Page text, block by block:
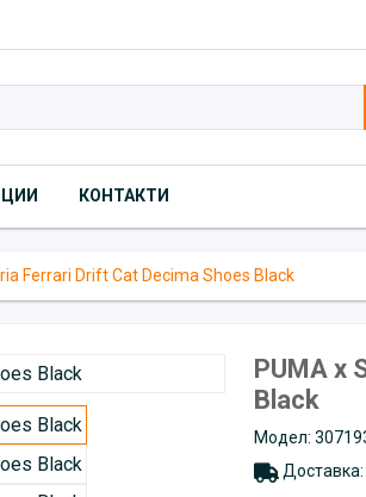
КОНТАКТИ
Ferrari Drift Cat Decima Shoes Black
PUMA x
Black
Модел:
Доставка: